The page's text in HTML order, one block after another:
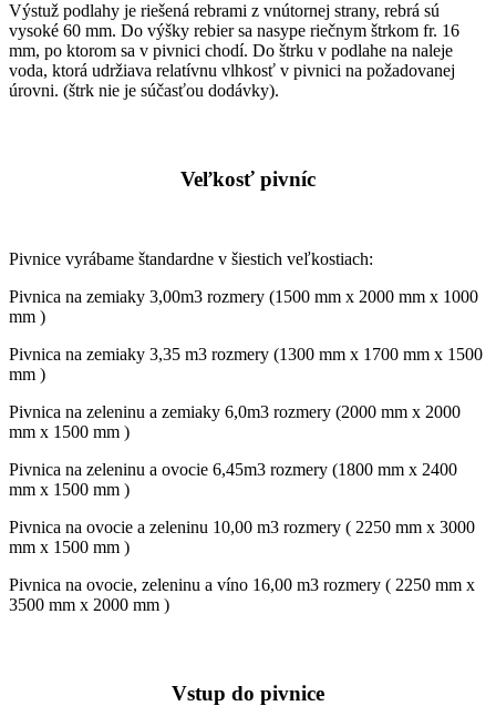
Výstuž podlahy je riešená rebrami z vnútornej strany, rebrá sú
vysoké 60 mm. Do výšky rebier sa nasype riečnym štrkom fr. 16
mm, po ktorom sa v pivnici chodí. Do štrku v podlahe na naleje
voda, ktorá udržiava relatívnu vlhkosť v pivnici na požadovanej
úrovni. (štrk nie je súčasťou dodávky).
Veľkosť pivníc
Pivnice vyrábame štandardne v šiestich veľkostiach:
Pivnica na zemiaky 3,00m3 rozmery (1500 mm x 2000 mm x 1000
mm )
Pivnica na zemiaky 3,35 m3 rozmery (1300 mm x 1700 mm x 1500
mm )
Pivnica na zeleninu a zemiaky 6,0m3 rozmery (2000 mm x 2000
mm x 1500 mm )
Pivnica na zeleninu a ovocie 6,45m3 rozmery (1800 mm x 2400
mm x 1500 mm )
Pivnica na ovocie a zeleninu 10,00 m3 rozmery ( 2250 mm x 3000
mm x 1500 mm )
Pivnica na ovocie, zeleninu a víno 16,00 m3 rozmery ( 2250 mm x
3500 mm x 2000 mm )
Vstup do pivnice